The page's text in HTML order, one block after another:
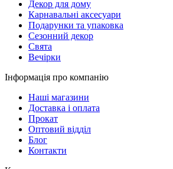
Декор для дому
Карнавальні аксесуари
Подарунки та упаковка
Сезонний декор
Свята
Вечірки
Інформація про компанію
Наші магазини
Доставка і оплата
Прокат
Оптовий відділ
Блог
Контакти